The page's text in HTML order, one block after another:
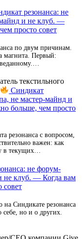
резонанса: не
и не клуб. —
просто совет
по двум причинам.
магнита. Первый:
текстильного
Синдикат
не мастер-майнд и
больше, чем просто
резонанса с вопросом,
важен: как
в текущих…
не форум-
не клуб. — Когда вам
совет
на Синдикате резонанса
себе, но и о других.